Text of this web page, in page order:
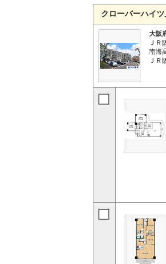
クローバーハイ
大阪
ＪＲ
南海
ＪＲ